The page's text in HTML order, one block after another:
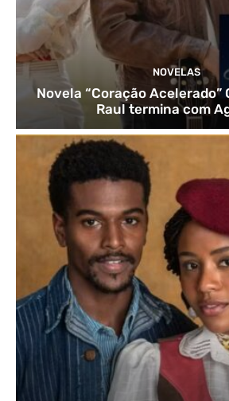
NOVELAS
Novela “Coração Acelerado”
Raul termina com